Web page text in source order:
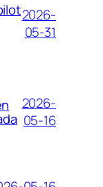
2026-
05-31
2026-
05-16